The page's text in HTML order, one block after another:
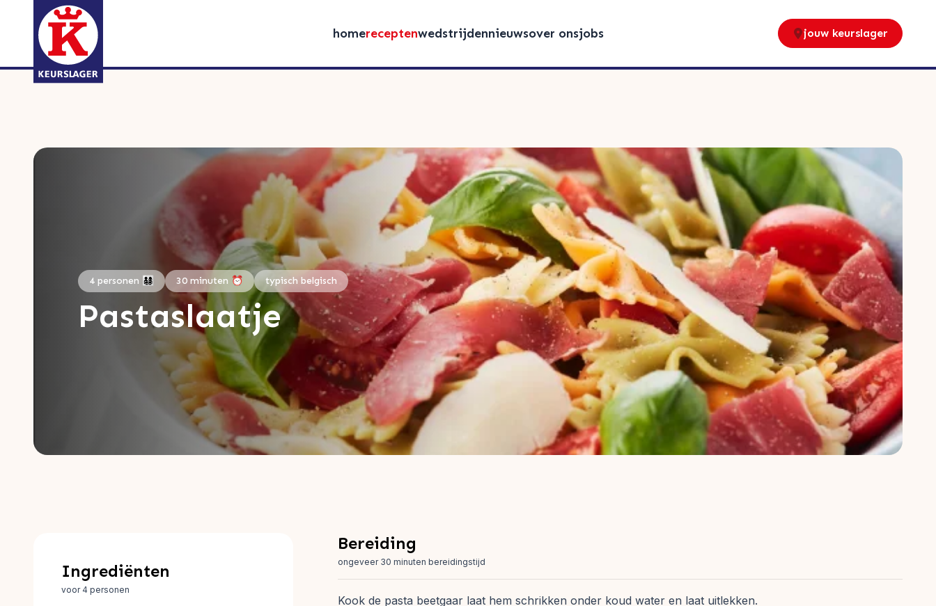
homereceptenwedstrijdennieuwsover onsjobs jouw keurslager
4 personen 👨‍👩‍👧‍👦 30 minuten ⏰ typisch belgisch
Pastaslaatje
Ingrediënten
voor 4 personen
Bereiding
ongeveer 30 minuten bereidingstijd
Kook de pasta beetgaar laat hem schrikken onder koud water en laat uitlekken.